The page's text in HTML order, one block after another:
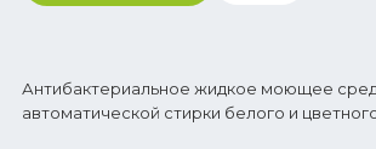
Антибактериальное жидкое моющее
автоматической стирки белого и